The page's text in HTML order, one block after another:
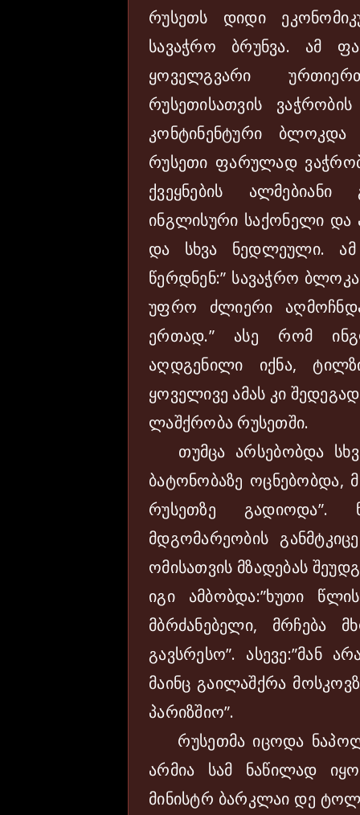
რუსეთს დიდი
სავაჭრო ბრუნვა. ამ
ყოველგვარი
რუსეთისათვის
კონტინენტური
რუსეთი ფარულად
ქვეყნების
ინგლისური საქონელი და
და სხვა ნედლეული. ამ
წერდნენ:” სავაჭრო
უფრო ძლიერი
ერთად.” ასე რომ
აღდგენილი იქნა,
ყოველივე ამას კი
ლაშქრობა რუსეთში.
თუმცა არსებობდა
ბატონობაზე ოცნებობდა,
რუსეთზე გადიოდა”.
მდგომარეობის
ომისათვის მზადებას
იგი ამბობდა:”ხუთი
მბრძანებელი, მრჩება
გავსრესო”. ასევე:”მან
მაინც გაილაშქრა
პარიზშიო”.
რუსეთმა იცოდა
არმია სამ ნაწილად
მინისტრ ბარკლაი დე